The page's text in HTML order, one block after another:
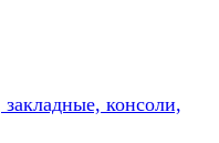
консоли,